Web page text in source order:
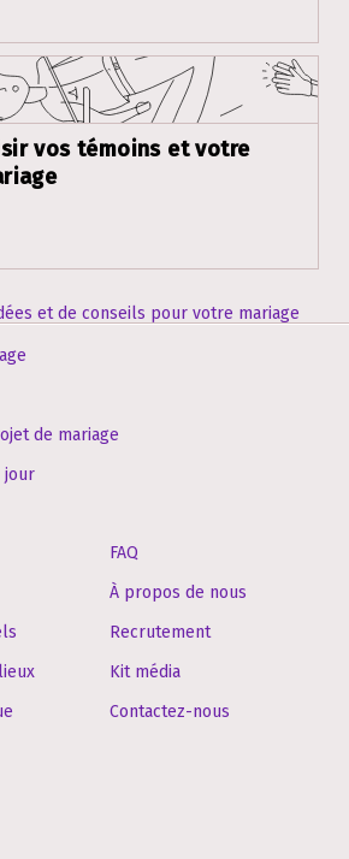
vos témoins et votre
et de conseils pour votre mariage
de mariage
jour
FAQ
À propos de nous
Recrutement
Kit média
Contactez-nous